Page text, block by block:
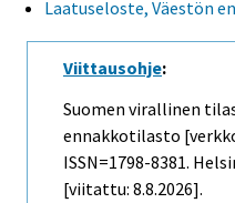
Laatuseloste, Väestön
Viittausohje:
Suomen virallinen
ennakkotilasto
ISSN=1798-8381.
[viitattu: 8.8.2026].